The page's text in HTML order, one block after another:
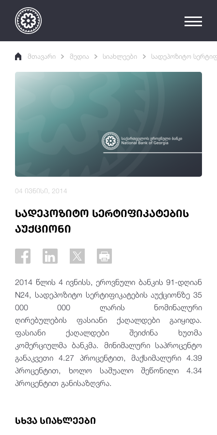
მთავარი მედია სიახლეები სადეპოზიტო
სადეპოზიტო სერტიფიკატების
აუქციონი
04 ივნისი, 2014
2014 წლის 4 ივნისს, ეროვნული ბანკის 91-დღიან
N24, სადეპოზიტო სერტიფიკატების აუქციონზე 35
000 000 ლარის ნომინალური
ღირებულების ფასიანი ქაღალდები გაიყიდა.
ფასიანი ქაღალდები შეიძინა ხუთმა
კომერციულმა ბანკმა. მინიმალური საპროცენტო
განაკვეთი 4.27 პროცენტით, მაქსიმალური 4.39
პროცენტით, ხოლო საშუალო შეწონილი 4.34
პროცენტით განისაზღვრა.
სხვა სიახლეები